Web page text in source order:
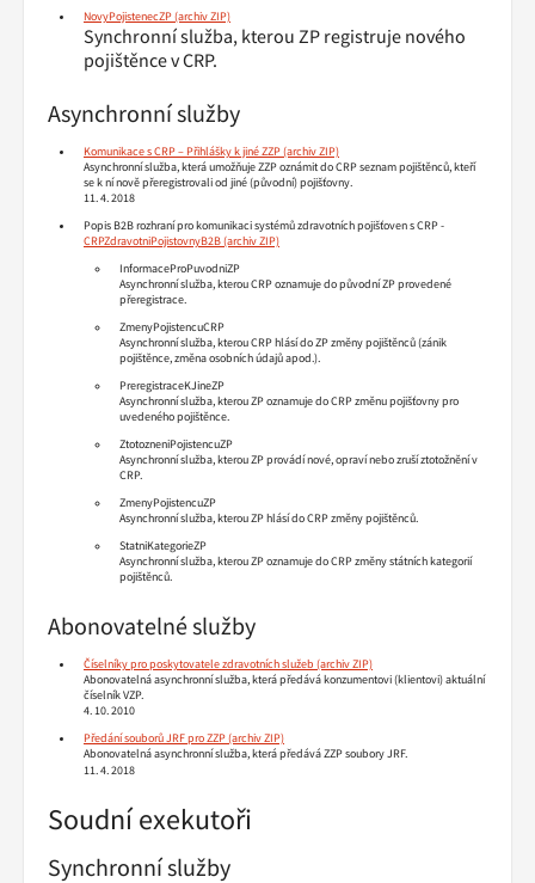
NovyPojistenecZP
Synchronní služba, kterou ZP registruje nového
pojištěnce v CRP.
Asynchronní služby
Komunikace s CRP – Přihlášky k jiné ZZP
Asynchronní služba, která umožňuje ZZP oznámit do CRP seznam pojištěnců, kteří
se k ní nově přeregistrovali od jiné (původní) pojišťovny.
11. 4. 2018
Popis B2B rozhraní pro komunikaci systémů zdravotních pojišťoven s CRP -
CRPZdravotniPojistovnyB2B
InformaceProPuvodniZP
Asynchronní služba, kterou CRP oznamuje do původní ZP provedené
přeregistrace.
ZmenyPojistencuCRP
Asynchronní služba, kterou CRP hlásí do ZP změny pojištěnců (zánik
pojištěnce, změna osobních údajů apod.).
PreregistraceKJineZP
Asynchronní služba, kterou ZP oznamuje do CRP změnu pojišťovny pro
uvedeného pojištěnce.
ZtotozneniPojistencuZP
Asynchronní služba, kterou ZP provádí nové, opraví nebo zruší ztotožnění v
CRP.
ZmenyPojistencuZP
Asynchronní služba, kterou ZP hlásí do CRP změny pojištěnců.
StatniKategorieZP
Asynchronní služba, kterou ZP oznamuje do CRP změny státních kategorií
pojištěnců.
Abonovatelné služby
Číselníky pro poskytovatele zdravotních služeb
Abonovatelná asynchronní služba, která předává konzumentovi (klientovi) aktuální
číselník VZP.
4. 10. 2010
Předání souborů JRF pro ZZP
Abonovatelná asynchronní služba, která předává ZZP soubory JRF.
11. 4. 2018
Soudní exekutoři
Synchronní služby